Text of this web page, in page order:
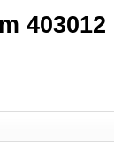
403012